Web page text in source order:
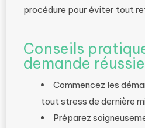
procédure pour éviter tout
Conseils
demande réussie
Commencez les
tout stress de dernière
Préparez